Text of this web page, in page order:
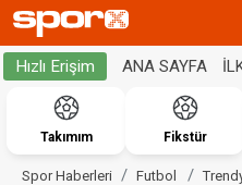
Hızlı Erişim ANA SAYFA
Takımım Fikstür
Spor Haberleri Futbol